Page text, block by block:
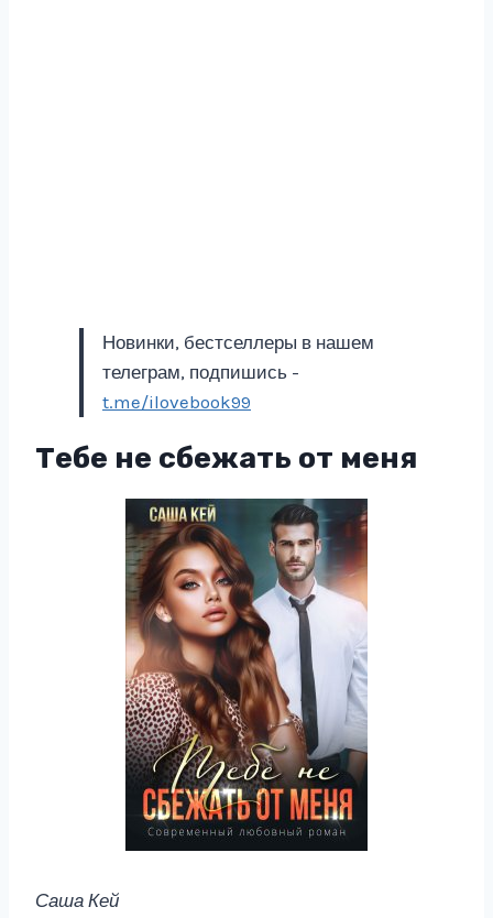
Новинки, бестселлеры в нашем
телеграм, подпишись -
t.me/ilovebook99
Тебе не сбежать от меня
Саша Кей